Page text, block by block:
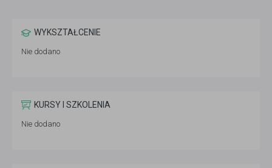
WYKSZTAŁCENIE
Nie dodano
KURSY I SZKOLENIA
Nie dodano